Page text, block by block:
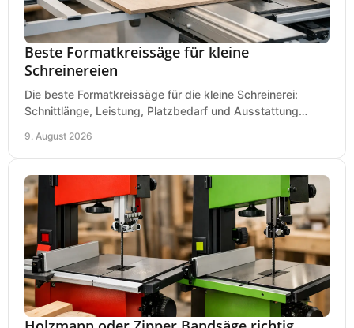
Beste Formatkreissäge für kleine
Schreinereien
Die beste Formatkreissäge für die kleine Schreinerei:
Schnittlänge, Leistung, Platzbedarf und Ausstattung
9. August 2026